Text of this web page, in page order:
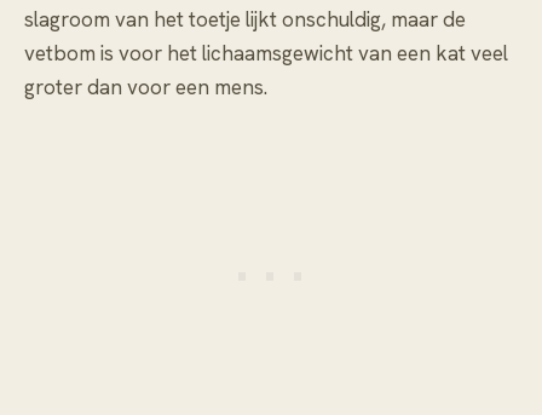
slagroom van het toetje lijkt onschuldig, maar de
vetbom is voor het lichaamsgewicht van een kat veel
groter dan voor een mens.